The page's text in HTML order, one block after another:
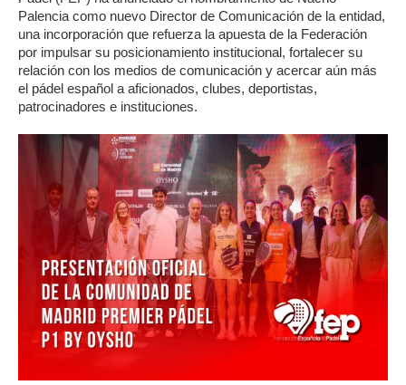
Palencia como nuevo Director de Comunicación de la entidad,
una incorporación que refuerza la apuesta de la Federación
por impulsar su posicionamiento institucional, fortalecer su
relación con los medios de comunicación y acercar aún más
el pádel español a aficionados, clubes, deportistas,
patrocinadores e instituciones.